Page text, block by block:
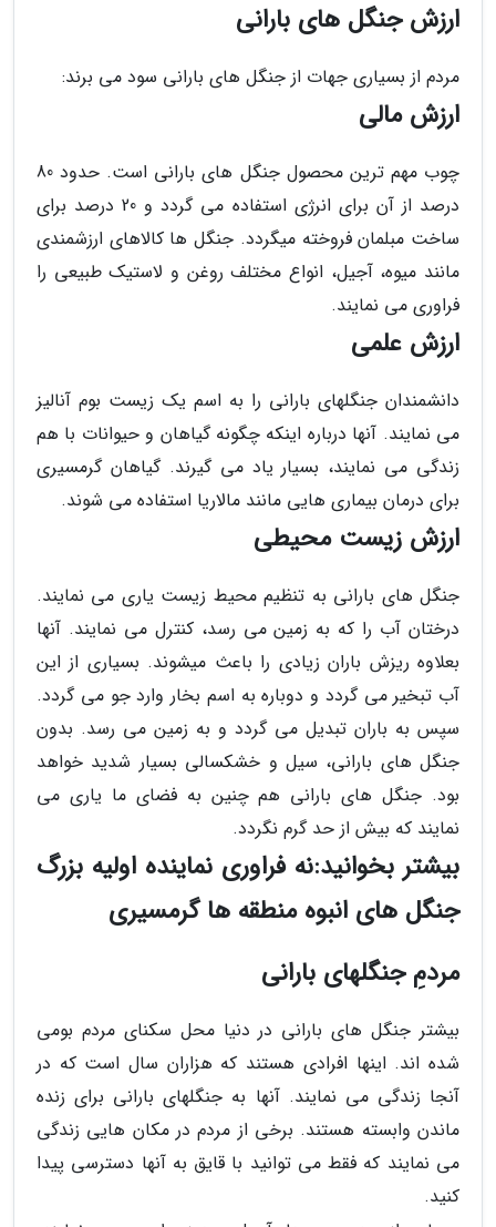
ارزش جنگل های بارانی
مردم از بسیاری جهات از جنگل های بارانی سود می برند:
ارزش مالی
چوب مهم ترین محصول جنگل های بارانی است. حدود 80
درصد از آن برای انرژی استفاده می گردد و 20 درصد برای
ساخت مبلمان فروخته میگردد. جنگل ها کالاهای ارزشمندی
مانند میوه، آجیل، انواع مختلف روغن و لاستیک طبیعی را
فراوری می نمایند.
ارزش علمی
دانشمندان جنگلهای بارانی را به اسم یک زیست بوم آنالیز
می نمایند. آنها درباره اینکه چگونه گیاهان و حیوانات با هم
زندگی می نمایند، بسیار یاد می گیرند. گیاهان گرمسیری
برای درمان بیماری هایی مانند مالاریا استفاده می شوند.
ارزش زیست محیطی
جنگل های بارانی به تنظیم محیط زیست یاری می نمایند.
درختان آب را که به زمین می رسد، کنترل می نمایند. آنها
بعلاوه ریزش باران زیادی را باعث میشوند. بسیاری از این
آب تبخیر می گردد و دوباره به اسم بخار وارد جو می گردد.
سپس به باران تبدیل می گردد و به زمین می رسد. بدون
جنگل های بارانی، سیل و خشکسالی بسیار شدید خواهد
بود. جنگل های بارانی هم چنین به فضای ما یاری می
نمایند که بیش از حد گرم نگردد.
بیشتر بخوانید:نه فراوری نماینده اولیه بزرگ
جنگل های انبوه منطقه ها گرمسیری
مردمِ جنگلهای بارانی
بیشتر جنگل های بارانی در دنیا محل سکنای مردم بومی
شده اند. اینها افرادی هستند که هزاران سال است که در
آنجا زندگی می نمایند. آنها به جنگلهای بارانی برای زنده
ماندن وابسته هستند. برخی از مردم در مکان هایی زندگی
می نمایند که فقط می توانید با قایق به آنها دسترسی پیدا
کنید.